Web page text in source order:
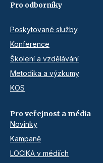
Pro odborníky
Poskytované služby
Konference
Školení a vzdělávání
Metodika a výzkumy
KOS
Pro veřejnost a média
Novinky
Kampaně
LOCIKA v médiích